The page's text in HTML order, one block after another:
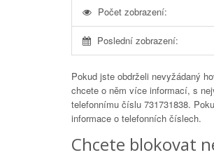
Počet zobrazení:
Poslední zobrazení:
Pokud jste obdrželi nevyžádaný
chcete o něm více informací, s
telefonnímu číslu 731731838.
informace o telefonních číslech.
Chcete blokovat